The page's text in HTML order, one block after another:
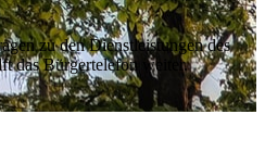
zu den Dienstleistungen des
das Bürgertelefon weiter.